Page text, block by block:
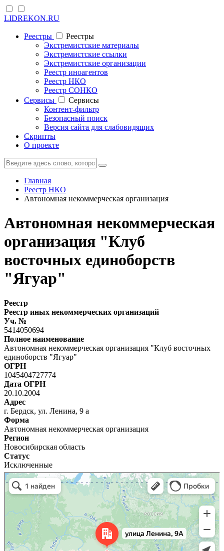
LIDREKON.RU
Реестры
Реестры
Экстремистские материалы
Экстремистские ссылки
Экстремистские организации
Реестр иноагентов
Реестр НКО
Реестр СОНКО
Cервисы
Cервисы
Контент-фильтр
Безопасный поиск
Версия сайта для слабовидящих
Скрипты
О проекте
Главная
Реестр НКО
Автономная некоммерческая организация
Автономная некоммерческая
организация "Клуб
восточных единоборств
"Ягуар"
Реестр
Реестр иных некоммерческих организаций
Уч. №
5414050694
Полное наименование
Автономная некоммерческая организация "Клуб восточных
единоборств "Ягуар"
ОГРН
1045404727774
Дата ОГРН
20.10.2004
Адрес
г. Бердск, ул. Ленина, 9 а
Форма
Автономная некоммерческая организация
Регион
Новосибирская область
Статус
Исключенные